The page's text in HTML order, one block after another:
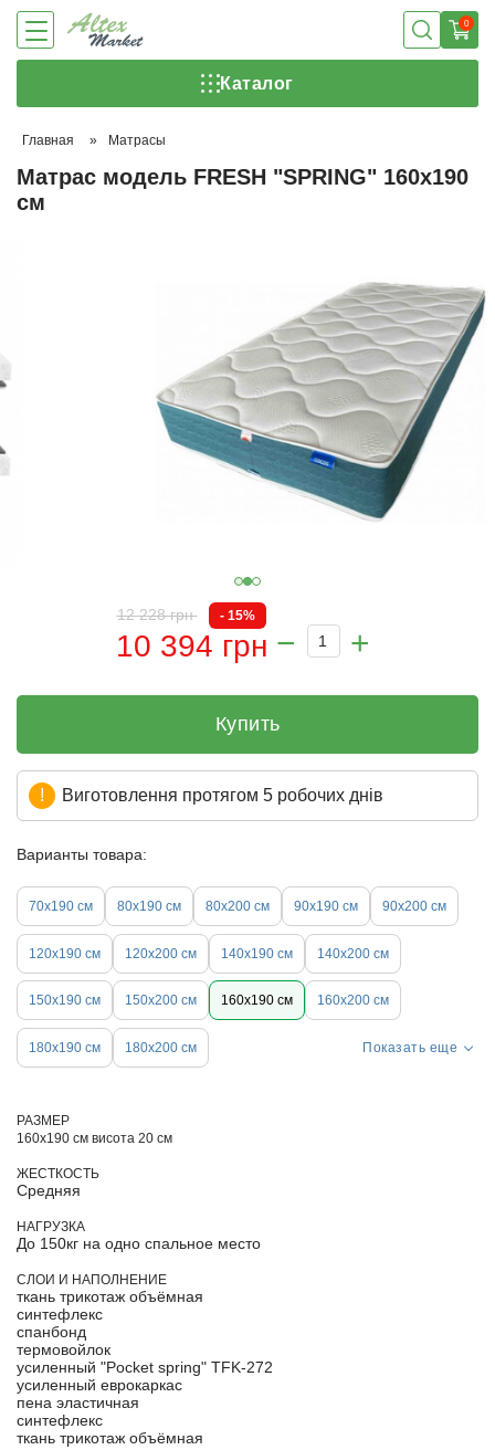
0
Каталог
Главная » Матрасы
Матрас модель FRESH "SPRING" 160х190
см
12 228 грн - 15%
10 394 грн
Купить
Виготовлення протягом 5 робочих днів
Варианты товара:
70х190 см 80х190 см 80х200 см 90х190 см 90х200 см
120х190 см 120х200 см 140х190 см 140х200 см
150х190 см 150х200 см 160х190 см 160х200 см
180х190 см 180х200 см Показать еще
РАЗМЕР
160х190 см висота 20 см
ЖЕСТКОСТЬ
Средняя
НАГРУЗКА
До 150кг на одно спальное место
СЛОИ И НАПОЛНЕНИЕ
ткань трикотаж объёмная
синтефлекс
спанбонд
термовойлок
усиленный "Pocket spring" TFK-272
усиленный еврокаркас
пена эластичная
синтефлекс
ткань трикотаж объёмная